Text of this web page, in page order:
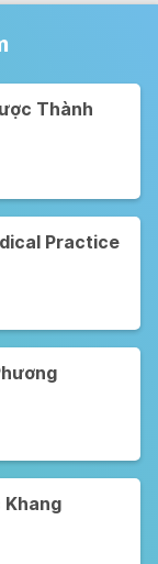
Thành
Practice
Khang